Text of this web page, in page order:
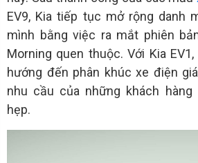
EV9, Kia tiếp tục mở rộng danh
mình bằng việc ra mắt phiên
Morning quen thuộc. Với Kia
hướng đến phân khúc xe điện
nhu cầu của những khách
hẹp.